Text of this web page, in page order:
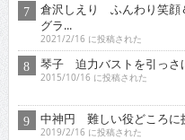
倉沢しえり ふんわり笑顔
グラ...
2021/2/16 に投稿された
琴子 迫力バストを引っさ
2015/10/16 に投稿された
中神円 難しい役どころに
2019/2/16 に投稿された